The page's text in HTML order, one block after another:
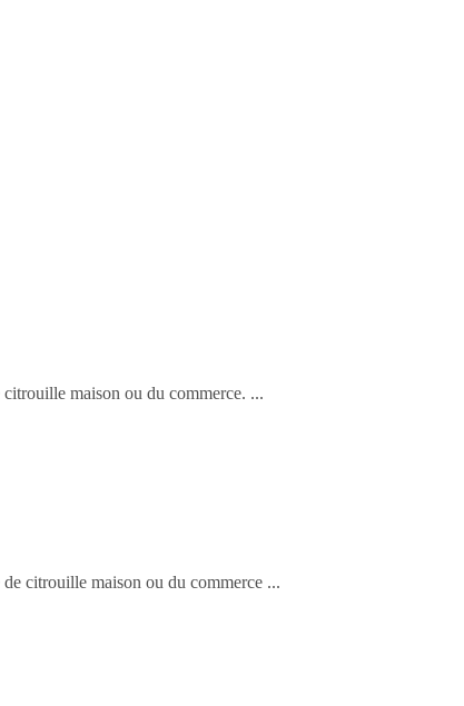
maison ou du commerce.
de citrouille maison ou du commerce